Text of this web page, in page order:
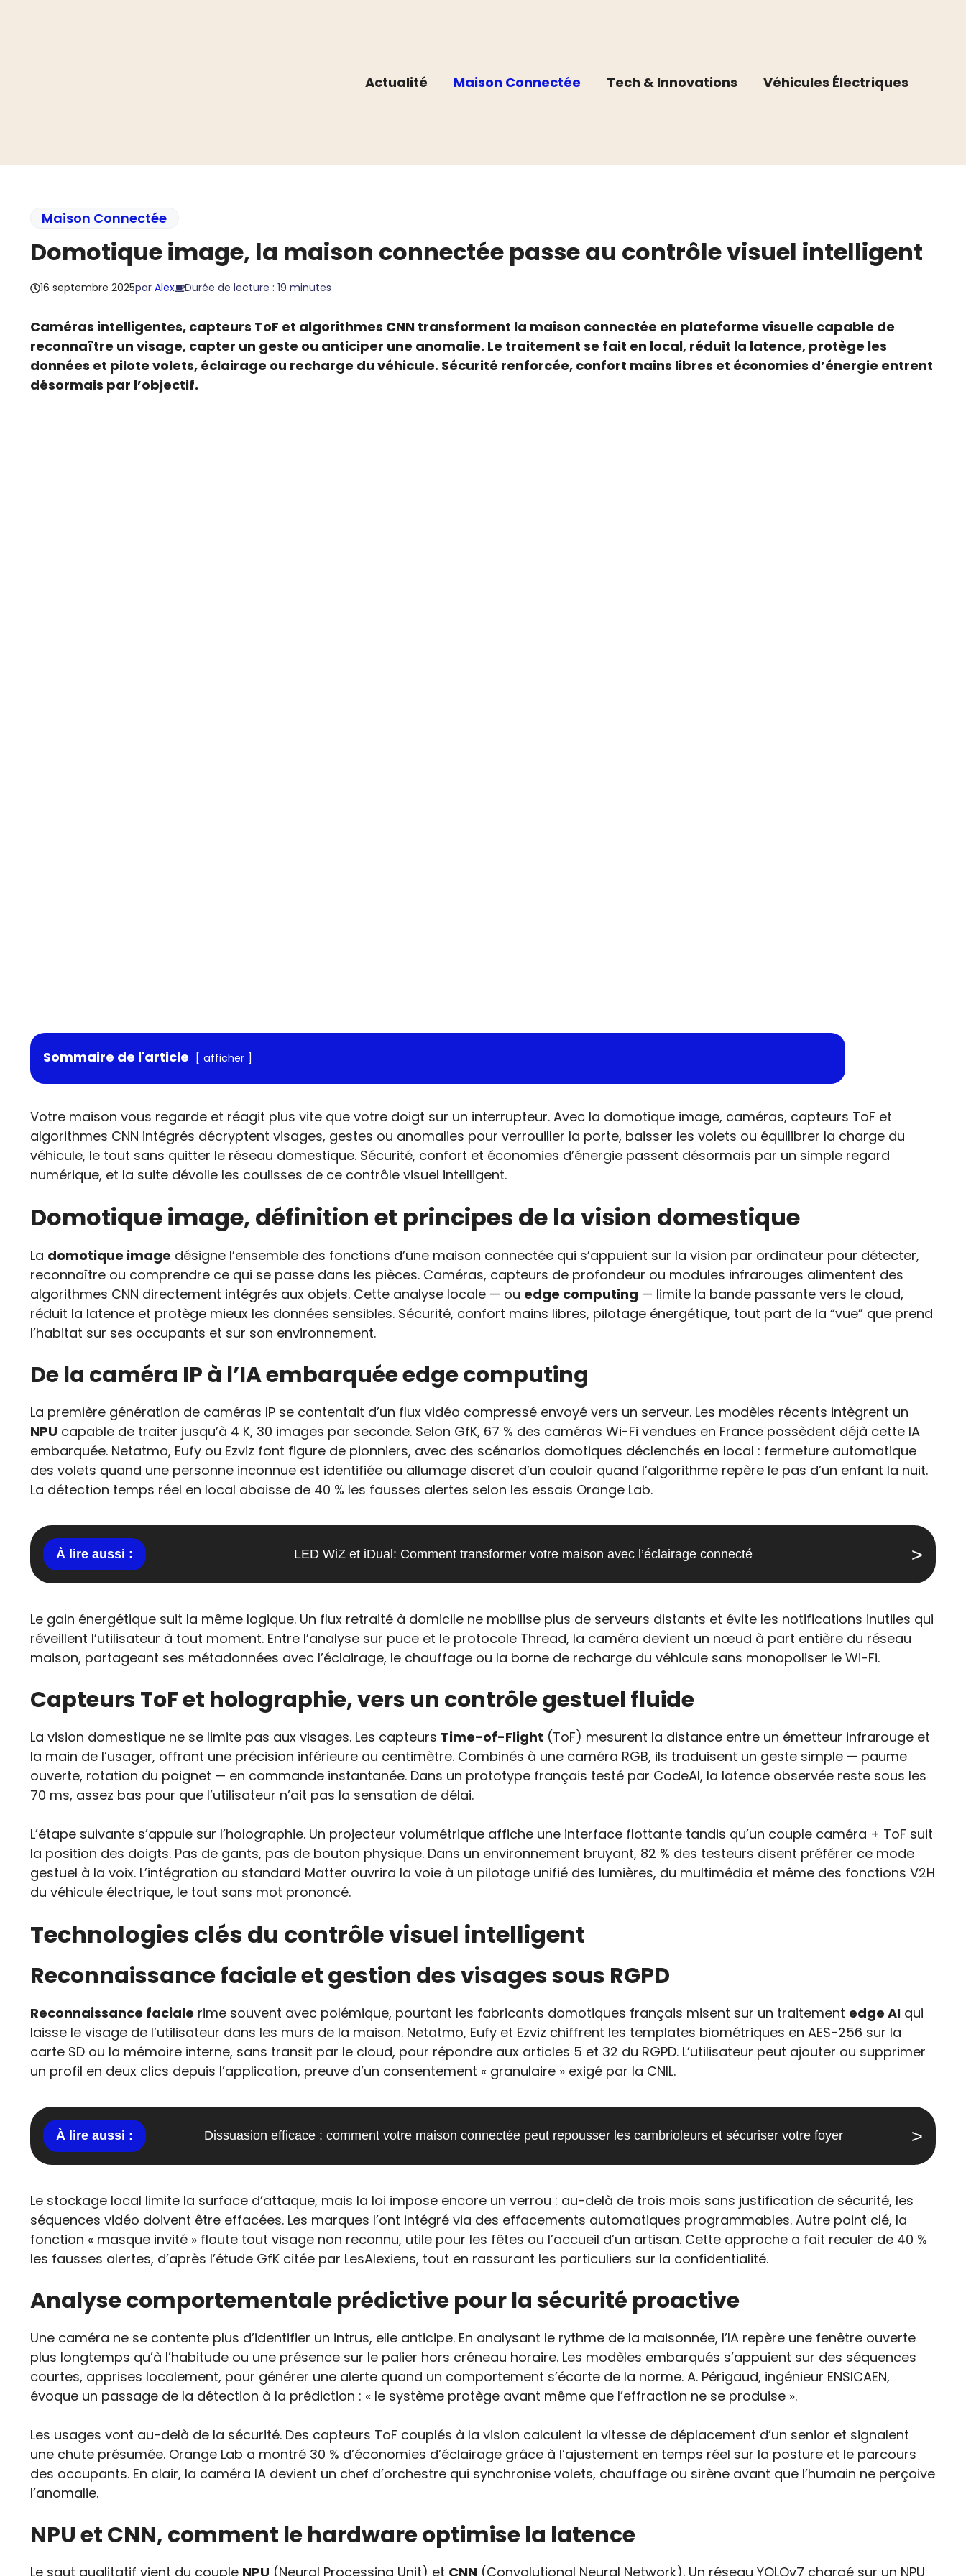
Actualité
Maison Connectée Tech & Innovations Véhicules Électriques
Maison Connectée
Domotique image, la maison connectée passe au contrôle visuel intelligent
16 septembre 2025par Alex Durée de lecture : 19 minutes
Caméras intelligentes, capteurs ToF et algorithmes CNN transforment la maison connectée en plateforme visuelle capable de
reconnaître un visage, capter un geste ou anticiper une anomalie. Le traitement se fait en local, réduit la latence, protège les
données et pilote volets, éclairage ou recharge du véhicule. Sécurité renforcée, confort mains libres et économies d’énergie entrent
désormais par l’objectif.
Sommaire de l'article afficher
Votre maison vous regarde et réagit plus vite que votre doigt sur un interrupteur. Avec la domotique image, caméras, capteurs ToF et
algorithmes CNN intégrés décryptent visages, gestes ou anomalies pour verrouiller la porte, baisser les volets ou équilibrer la charge du
véhicule, le tout sans quitter le réseau domestique. Sécurité, confort et économies d’énergie passent désormais par un simple regard
numérique, et la suite dévoile les coulisses de ce contrôle visuel intelligent.
Domotique image, définition et principes de la vision domestique
La domotique image désigne l’ensemble des fonctions d’une maison connectée qui s’appuient sur la vision par ordinateur pour détecter,
reconnaître ou comprendre ce qui se passe dans les pièces. Caméras, capteurs de profondeur ou modules infrarouges alimentent des
algorithmes CNN directement intégrés aux objets. Cette analyse locale — ou edge computing — limite la bande passante vers le cloud,
réduit la latence et protège mieux les données sensibles. Sécurité, confort mains libres, pilotage énergétique, tout part de la “vue” que prend
l’habitat sur ses occupants et sur son environnement.
De la caméra IP à l’IA embarquée edge computing
La première génération de caméras IP se contentait d’un flux vidéo compressé envoyé vers un serveur. Les modèles récents intègrent un
NPU capable de traiter jusqu’à 4 K, 30 images par seconde. Selon GfK, 67 % des caméras Wi-Fi vendues en France possèdent déjà cette IA
embarquée. Netatmo, Eufy ou Ezviz font figure de pionniers, avec des scénarios domotiques déclenchés en local : fermeture automatique
des volets quand une personne inconnue est identifiée ou allumage discret d’un couloir quand l’algorithme repère le pas d’un enfant la nuit.
La détection temps réel en local abaisse de 40 % les fausses alertes selon les essais Orange Lab.
LED WiZ et iDual: Comment transformer votre maison avec l’éclairage connecté
Le gain énergétique suit la même logique. Un flux retraité à domicile ne mobilise plus de serveurs distants et évite les notifications inutiles qui
réveillent l’utilisateur à tout moment. Entre l’analyse sur puce et le protocole Thread, la caméra devient un nœud à part entière du réseau
maison, partageant ses métadonnées avec l’éclairage, le chauffage ou la borne de recharge du véhicule sans monopoliser le Wi-Fi.
Capteurs ToF et holographie, vers un contrôle gestuel fluide
La vision domestique ne se limite pas aux visages. Les capteurs Time-of-Flight (ToF) mesurent la distance entre un émetteur infrarouge et
la main de l’usager, offrant une précision inférieure au centimètre. Combinés à une caméra RGB, ils traduisent un geste simple — paume
ouverte, rotation du poignet — en commande instantanée. Dans un prototype français testé par CodeAI, la latence observée reste sous les
70 ms, assez bas pour que l’utilisateur n’ait pas la sensation de délai.
L’étape suivante s’appuie sur l’holographie. Un projecteur volumétrique affiche une interface flottante tandis qu’un couple caméra + ToF suit
la position des doigts. Pas de gants, pas de bouton physique. Dans un environnement bruyant, 82 % des testeurs disent préférer ce mode
gestuel à la voix. L’intégration au standard Matter ouvrira la voie à un pilotage unifié des lumières, du multimédia et même des fonctions V2H
du véhicule électrique, le tout sans mot prononcé.
Technologies clés du contrôle visuel intelligent
Reconnaissance faciale et gestion des visages sous RGPD
Reconnaissance faciale rime souvent avec polémique, pourtant les fabricants domotiques français misent sur un traitement edge AI qui
laisse le visage de l’utilisateur dans les murs de la maison. Netatmo, Eufy et Ezviz chiffrent les templates biométriques en AES-256 sur la
carte SD ou la mémoire interne, sans transit par le cloud, pour répondre aux articles 5 et 32 du RGPD. L’utilisateur peut ajouter ou supprimer
un profil en deux clics depuis l’application, preuve d’un consentement « granulaire » exigé par la CNIL.
Dissuasion efficace : comment votre maison connectée peut repousser les cambrioleurs et sécuriser votre foyer
Le stockage local limite la surface d’attaque, mais la loi impose encore un verrou : au-delà de trois mois sans justification de sécurité, les
séquences vidéo doivent être effacées. Les marques l’ont intégré via des effacements automatiques programmables. Autre point clé, la
fonction « masque invité » floute tout visage non reconnu, utile pour les fêtes ou l’accueil d’un artisan. Cette approche a fait reculer de 40 %
les fausses alertes, d’après l’étude GfK citée par LesAlexiens, tout en rassurant les particuliers sur la confidentialité.
Analyse comportementale prédictive pour la sécurité proactive
Une caméra ne se contente plus d’identifier un intrus, elle anticipe. En analysant le rythme de la maisonnée, l’IA repère une fenêtre ouverte
plus longtemps qu’à l’habitude ou une présence sur le palier hors créneau horaire. Les modèles embarqués s’appuient sur des séquences
courtes, apprises localement, pour générer une alerte quand un comportement s’écarte de la norme. A. Périgaud, ingénieur ENSICAEN,
évoque un passage de la détection à la prédiction : « le système protège avant même que l’effraction ne se produise ».
Les usages vont au-delà de la sécurité. Des capteurs ToF couplés à la vision calculent la vitesse de déplacement d’un senior et signalent
une chute présumée. Orange Lab a montré 30 % d’économies d’éclairage grâce à l’ajustement en temps réel sur la posture et le parcours
des occupants. En clair, la caméra IA devient un chef d’orchestre qui synchronise volets, chauffage ou sirène avant que l’humain ne perçoive
l’anomalie.
NPU et CNN, comment le hardware optimise la latence
Le saut qualitatif vient du couple NPU (Neural Processing Unit) et CNN (Convolutional Neural Network). Un réseau YOLOv7 chargé sur un NPU